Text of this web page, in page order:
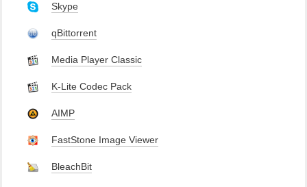
Skype
qBittorrent
Media Player Classic
K-Lite Codec Pack
AIMP
FastStone Image Viewer
BleachBit